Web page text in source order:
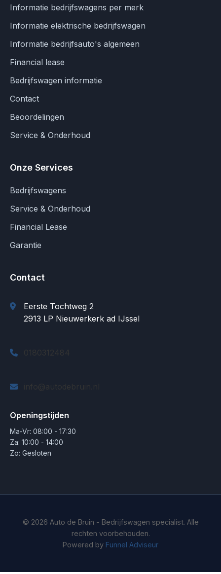
Informatie bedrijfswagens per merk
Informatie elektrische bedrijfswagen
Informatie bedrijfsauto's algemeen
Financial lease
Bedrijfswagen informatie
Contact
Beoordelingen
Service & Onderhoud
Onze Services
Bedrijfswagens
Service & Onderhoud
Financial Lease
Garantie
Contact
Eerste Tochtweg 2
2913 LP Nieuwerkerk ad IJssel
0180312484
info@autodebruin.nl
Openingstijden
Ma-Vr: 08:00 - 17:30
Za: 10:00 - 14:00
Zo: Gesloten
© 2026 Auto de Bruin - Bedrijfswagen specialist. Alle
rechten voorbehouden.
Powered by Funnel Adviseur